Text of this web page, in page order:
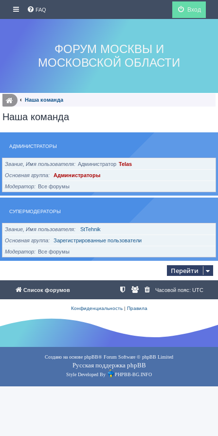
FAQ Вход
ФОРУМ МОСКВЫ И
МОСКОВСКОЙ ОБЛАСТИ
Наша команда
Наша команда
АДМИНИСТРАТОРЫ
Звание, Имя пользователя Администратор Telas
Основная группа
Администраторы
Модератор
Все форумы
СУПЕРМОДЕРАТОРЫ
Звание, Имя пользователя
StTehnik
Основная группа
Зарегистрированные пользователи
Модератор
Все форумы
Перейти
Список форумов Часовой пояс: UTC
Конфиденциальность| Правила
Создано на основе phpBB® Forum Software © phpBB Limited
Русская поддержка phpBB
Style Developed By PHPBB-BG.INFO